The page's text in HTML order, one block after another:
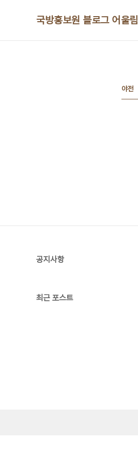
국방홍보원 블로그 어울림
야전
공지사항
최근 포스트